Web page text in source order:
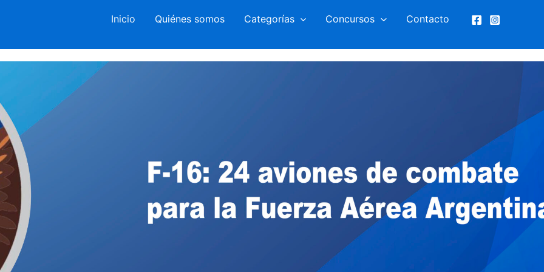
Inicio Quiénes somos Categorías Concursos Contacto